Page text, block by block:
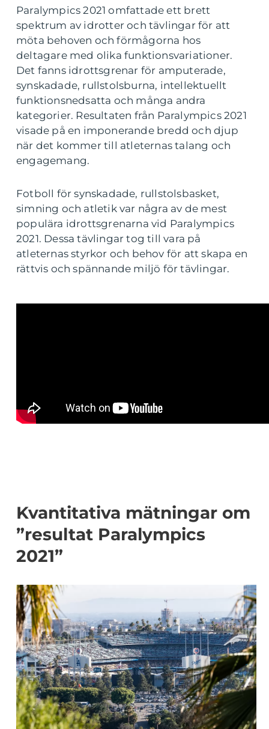
Paralympics 2021 omfattade ett brett
spektrum av idrotter och tävlingar för att
möta behoven och förmågorna hos
deltagare med olika funktionsvariationer.
Det fanns idrottsgrenar för amputerade,
synskadade, rullstolsburna, intellektuellt
funktionsnedsatta och många andra
kategorier. Resultaten från Paralympics 2021
visade på en imponerande bredd och djup
när det kommer till atleternas talang och
engagemang.
Fotboll för synskadade, rullstolsbasket,
simning och atletik var några av de mest
populära idrottsgrenarna vid Paralympics
2021. Dessa tävlingar tog till vara på
atleternas styrkor och behov för att skapa en
rättvis och spännande miljö för tävlingar.
Kvantitativa mätningar om
”resultat Paralympics
2021”